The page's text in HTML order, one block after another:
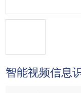
智能视频信息